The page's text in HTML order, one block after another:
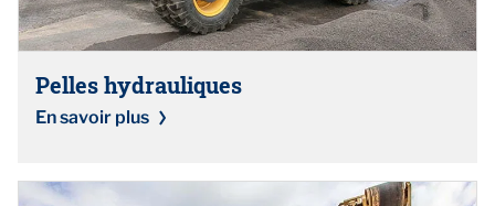
Pelles hydrauliques
En savoir plus